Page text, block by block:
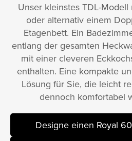
Unser kleinstes TDL-
oder alternativ einem
Etagenbett. Ein
entlang der gesamten
mit einer cleveren
enthalten. Eine kompakte
Lösung für Sie, die leicht
dennoch komfortabel
Designe einen Royal